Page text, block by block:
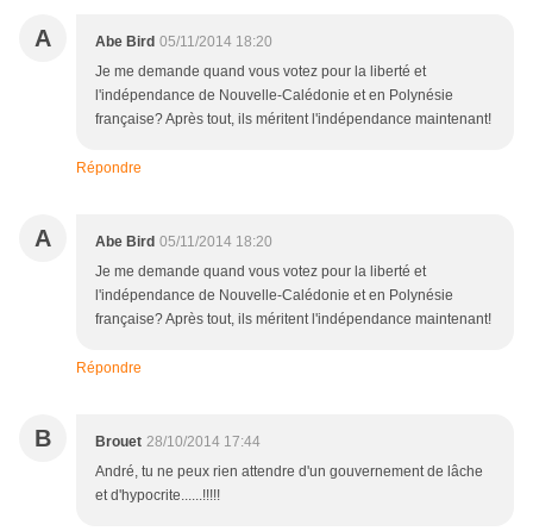
A Abe Bird 05/11/2014 18:20
Je me demande quand vous votez pour la liberté et
l'indépendance de Nouvelle-Calédonie et en Polynésie
française? Après tout, ils méritent l'indépendance maintenant!
Répondre
A Abe Bird 05/11/2014 18:20
Je me demande quand vous votez pour la liberté et
l'indépendance de Nouvelle-Calédonie et en Polynésie
française? Après tout, ils méritent l'indépendance maintenant!
Répondre
B Brouet 28/10/2014 17:44
André, tu ne peux rien attendre d'un gouvernement de lâche
et d'hypocrite......!!!!!